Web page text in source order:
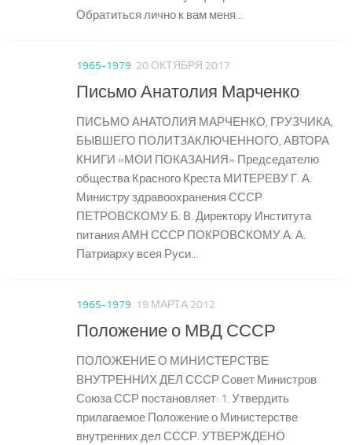
Обратиться лично к вам меня...
1965-1979 20 ОКТЯБРЯ 2017
Письмо Анатолия Марченко
ПИСЬМО АНАТОЛИЯ МАРЧЕНКО, ГРУЗЧИКА,
БЫВШЕГО ПОЛИТЗАКЛЮЧЕННОГО, АВТОРА
КНИГИ «МОИ ПОКАЗАНИЯ» Председателю
общества Красного Креста МИТЕРЕВУ Г. А.
Министру здравоохранения СССР
ПЕТРОВСКОМУ Б. В. Директору Института
питания АМН СССР ПОКРОВСКОМУ А. А.
Патриарху всея Руси...
1965-1979 19 МАРТА 2012
Положение о МВД СССР
ПОЛОЖЕНИЕ О МИНИСТЕРСТВЕ
ВНУТРЕННИХ ДЕЛ СССР Совет Министров
Союза ССР постановляет: 1. Утвердить
прилагаемое Положение о Министерстве
внутренних дел СССР. УТВЕРЖДЕНО